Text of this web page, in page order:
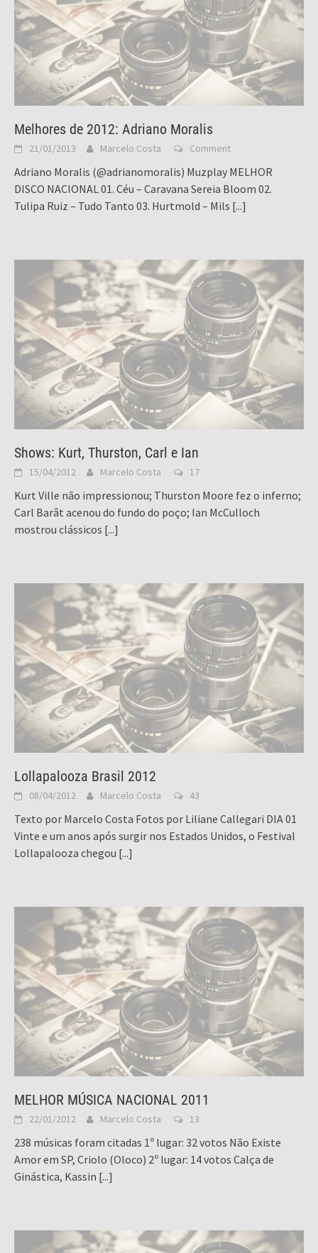
Melhores de 2012: Adriano Moralis
21/01/2013 Marcelo Costa Comment
Adriano Moralis (@adrianomoralis) Muzplay MELHOR
DISCO NACIONAL 01. Céu – Caravana Sereia Bloom 02.
Tulipa Ruiz – Tudo Tanto 03. Hurtmold – Mils [...]
Shows: Kurt, Thurston, Carl e Ian
15/04/2012 Marcelo Costa 17
Kurt Ville não impressionou; Thurston Moore fez o inferno;
Carl Barât acenou do fundo do poço; Ian McCulloch
mostrou clássicos [...]
Lollapalooza Brasil 2012
08/04/2012 Marcelo Costa 43
Texto por Marcelo Costa Fotos por Liliane Callegari DIA 01
Vinte e um anos após surgir nos Estados Unidos, o Festival
Lollapalooza chegou [...]
MELHOR MÚSICA NACIONAL 2011
22/01/2012 Marcelo Costa 13
238 músicas foram citadas 1º lugar: 32 votos Não Existe
Amor em SP, Criolo (Oloco) 2º lugar: 14 votos Calça de
Ginástica, Kassin [...]